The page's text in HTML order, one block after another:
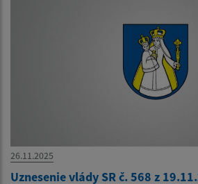
26.11.2025
Uznesenie vlády SR č. 568 z